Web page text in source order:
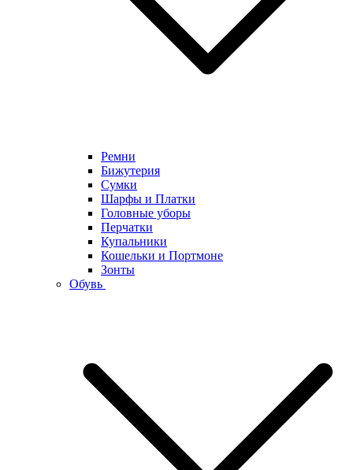
Ремни
Бижутерия
Сумки
Шарфы и Платки
Головные уборы
Перчатки
Купальники
Кошельки и Портмоне
Зонты
Обувь